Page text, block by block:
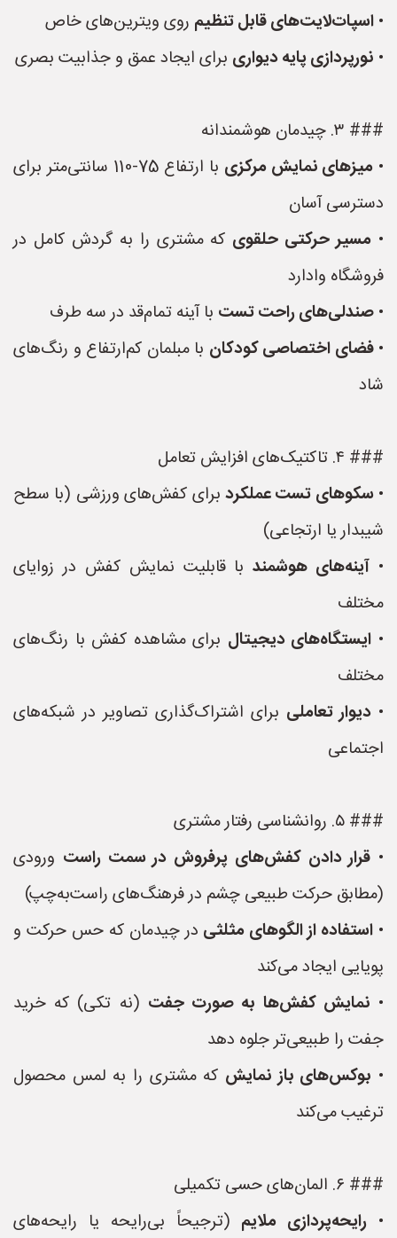
• اسپات‌لایت‌های قابل تنظیم روی ویترین‌های خاص
• نورپردازی پایه دیواری برای ایجاد عمق و جذابیت بصری
### ۳. چیدمان هوشمندانه
• میزهای نمایش مرکزی
با ارتفاع 75-110 سانتی‌متر برای
دسترسی آسان
• مسیر حرکتی حلقوی که مشتری را به گردش کامل در
فروشگاه وادارد
• صندلی‌های راحت تست با آینه تمام‌قد در سه طرف
•فضای اختصاصی کودکان با مبلمان کم‌ارتفاع و رنگ‌های
شاد
### ۴. تاکتیک‌های افزایش تعامل
•سکوهای تست عملکرد برای کفش‌های ورزشی (با سطح
شیبدار یا ارتجاعی)
• آینه‌های هوشمندبا قابلیت نمایش کفش در زوایای
مختلف
• ایستگاه‌های دیجیتال برای مشاهده کفش با رنگ‌های
مختلف
• دیوار تعاملی برای اشتراک‌گذاری تصاویر در شبکه‌های
اجتماعی
### ۵. روانشناسی رفتار مشتری
• قرار دادن کفش‌های پرفروش در سمت راست ورودی
(مطابق حرکت طبیعی چشم در فرهنگ‌های راست‌به‌چپ)
• استفاده از الگوهای مثلثی در چیدمان که حس حرکت و
پویایی ایجاد می‌کند
• نمایش کفش‌ها به صورت جفت (نه تکی) که خرید
جفت را طبیعی‌تر جلوه دهد
• بوکس‌های باز نمایش که مشتری را به لمس محصول
ترغیب می‌کند
### ۶. المان‌های حسی تکمیلی
• رایحه‌پردازی ملایم (ترجیحاً بی‌رایحه یا رایحه‌های